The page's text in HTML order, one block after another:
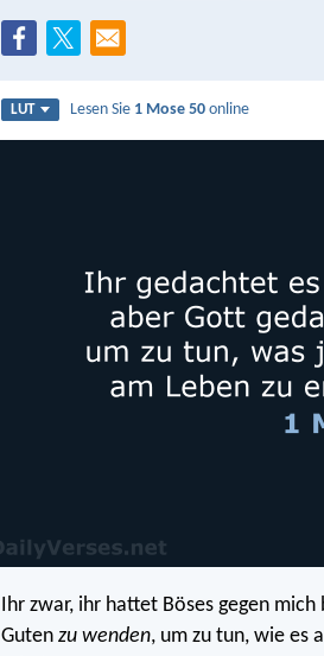
LUT Lesen Sie 1 Mose 50 online
Ihr zwar, ihr hattet Böses gegen
Guten zu wenden, um zu tun, wie es